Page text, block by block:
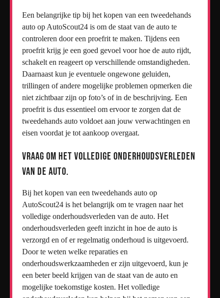
Een belangrijke tip bij het kopen van een tweedehands
auto op AutoScout24 is om de staat van de auto te
controleren door een proefrit te maken. Tijdens een
proefrit krijg je een goed gevoel voor hoe de auto rijdt,
schakelt en reageert op verschillende omstandigheden.
Daarnaast kun je eventuele ongewone geluiden,
trillingen of andere mogelijke problemen opmerken die
niet zichtbaar zijn op foto’s of in de beschrijving. Een
proefrit is dus essentieel om ervoor te zorgen dat de
tweedehands auto voldoet aan jouw verwachtingen en
eisen voordat je tot aankoop overgaat.
Vraag om het volledige onderhoudsverleden
van de auto.
Bij het kopen van een tweedehands auto op
AutoScout24 is het belangrijk om te vragen naar het
volledige onderhoudsverleden van de auto. Het
onderhoudsverleden geeft inzicht in hoe de auto is
verzorgd en of er regelmatig onderhoud is uitgevoerd.
Door te weten welke reparaties en
onderhoudswerkzaamheden er zijn uitgevoerd, kun je
een beter beeld krijgen van de staat van de auto en
mogelijke toekomstige kosten. Het volledige